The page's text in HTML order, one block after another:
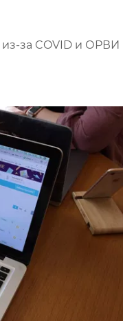
за COVID и ОРВИ